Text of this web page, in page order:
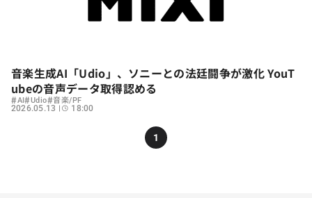
音楽生成AI「Udio」、ソニーとの法廷闘争が激化 YouT
ubeの音声データ取得認める
#AI#Udio#音楽/PF
2026.05.13 18:00
1